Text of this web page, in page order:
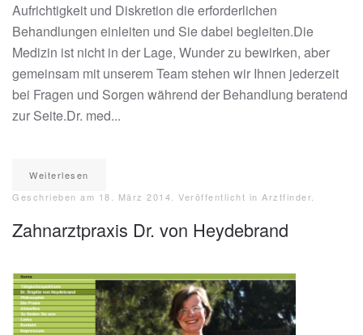
Aufrichtigkeit und Diskretion die erforderlichen
Behandlungen einleiten und Sie dabei begleiten.Die
Medizin ist nicht in der Lage, Wunder zu bewirken, aber
gemeinsam mit unserem Team stehen wir Ihnen jederzeit
bei Fragen und Sorgen während der Behandlung beratend
zur Seite.Dr. med...
Weiterlesen
Geschrieben am 18. März 2014 . Veröffentlicht in Arztfinder
Zahnarztpraxis Dr. von Heydebrand